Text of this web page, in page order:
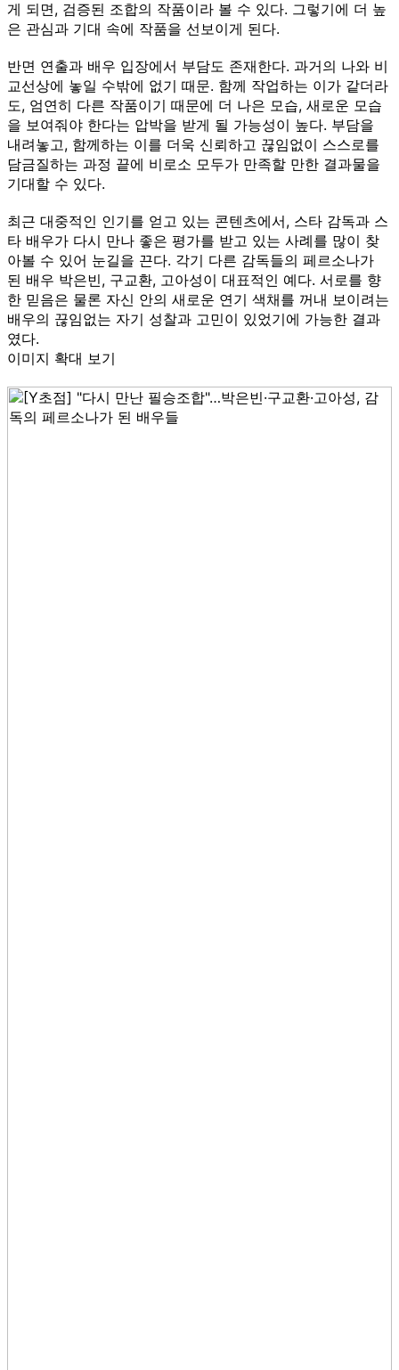
게 되면, 검증된 조합의 작품이라 볼 수 있다. 그렇기에 더 높
은 관심과 기대 속에 작품을 선보이게 된다.
반면 연출과 배우 입장에서 부담도 존재한다. 과거의 나와 비
교선상에 놓일 수밖에 없기 때문. 함께 작업하는 이가 같더라
도, 엄연히 다른 작품이기 때문에 더 나은 모습, 새로운 모습
을 보여줘야 한다는 압박을 받게 될 가능성이 높다. 부담을
내려놓고, 함께하는 이를 더욱 신뢰하고 끊임없이 스스로를
담금질하는 과정 끝에 비로소 모두가 만족할 만한 결과물을
기대할 수 있다.
최근 대중적인 인기를 얻고 있는 콘텐츠에서, 스타 감독과 스
타 배우가 다시 만나 좋은 평가를 받고 있는 사례를 많이 찾
아볼 수 있어 눈길을 끈다. 각기 다른 감독들의 페르소나가
된 배우 박은빈, 구교환, 고아성이 대표적인 예다. 서로를 향
한 믿음은 물론 자신 안의 새로운 연기 색채를 꺼내 보이려는
배우의 끊임없는 자기 성찰과 고민이 있었기에 가능한 결과
였다.
이미지 확대 보기